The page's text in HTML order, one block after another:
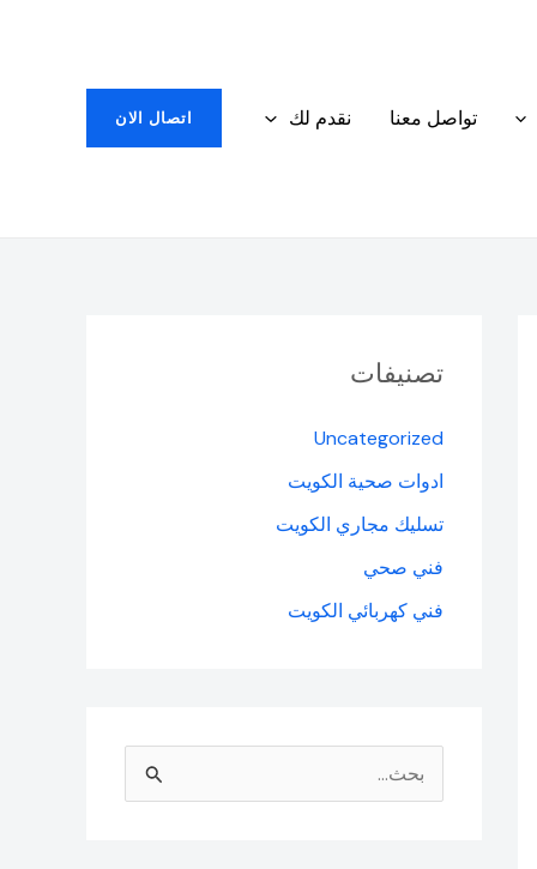
تواصل معنا نقدم لك اتصال الان
تصنيفات
Uncategorized
ادوات صحية الكويت
تسليك مجاري الكويت
فني صحي
فني كهربائي الكويت